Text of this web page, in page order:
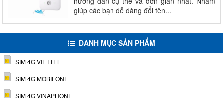
giúp các bạn dễ dàng đổi tên...
DANH MỤC SẢN PHẨM
SIM 4G VIETTEL
SIM 4G MOBIFONE
SIM 4G VINAPHONE